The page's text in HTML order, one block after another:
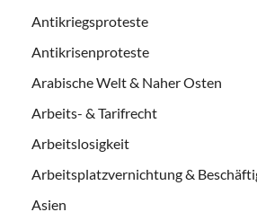
Antikriegsproteste
Antikrisenproteste
Arabische Welt & Naher Osten
Arbeits- & Tarifrecht
Arbeitslosigkeit
Arbeitsplatzvernichtung &
Asien